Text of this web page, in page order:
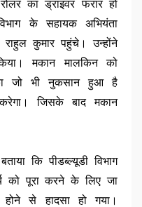
का ड्राइवर फरार हो
के सहायक अभियंता
कुमार पहुंचे। उन्होंने
मकान मालकिन को
जो भी नुकसान हुआ है
करेगा। जिसके बाद मकान
कि पीडब्ल्यूडी विभाग
को पूरा करने के लिए जा
से हादसा हो गया।